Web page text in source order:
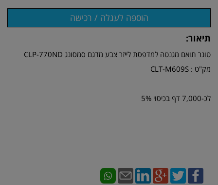
תיאור:
טונר תואם מגנטה למדפסת לייזר צבע מדגם סמסונג CLP-770ND
מק"ט : CLT-M609S
לכ-7,000 דף בכיסוי 5%